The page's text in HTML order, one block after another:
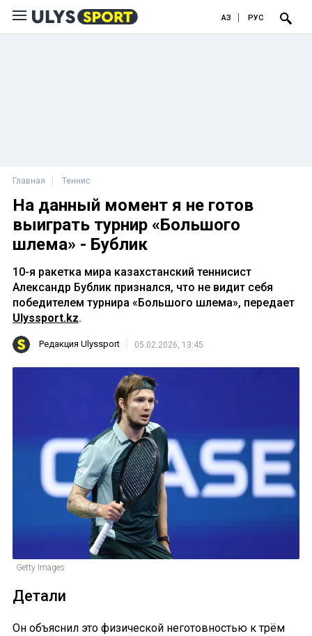
ҚАЗ РУС
Главная Теннис
На данный момент я не готов
выиграть турнир «Большого
шлема» - Бублик
10-я ракетка мира казахстанский теннисист
Александр Бублик признался, что не видит себя
победителем турнира «Большого шлема», передает
Ulyssport.kz.
Редакция Ulyssport 05.02.2026, 13:45
Getty Images
Детали
Он объяснил это физической неготовностью к трём